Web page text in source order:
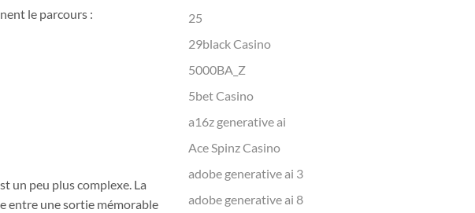
le parcours :
un peu plus complexe. La
entre une sortie mémorable
25
29black Casino
5000BA_Z
5bet Casino
a16z generative ai
Ace Spinz Casino
adobe generative ai 3
adobe generative ai 8